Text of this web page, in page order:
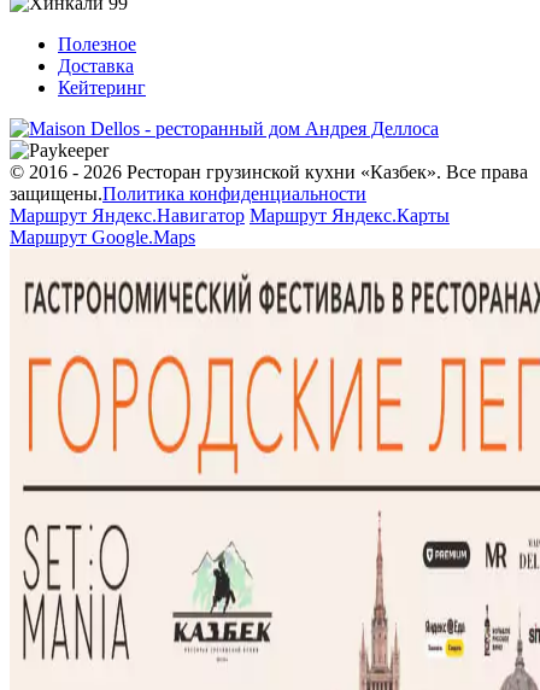
Полезное
Доставка
Кейтеринг
© 2016 - 2026 Ресторан грузинской кухни «Казбек». Все права
защищены.Политика конфиденциальности
Маршрут Яндекс.Навигатор Маршрут Яндекс.Карты
Маршрут Google.Maps